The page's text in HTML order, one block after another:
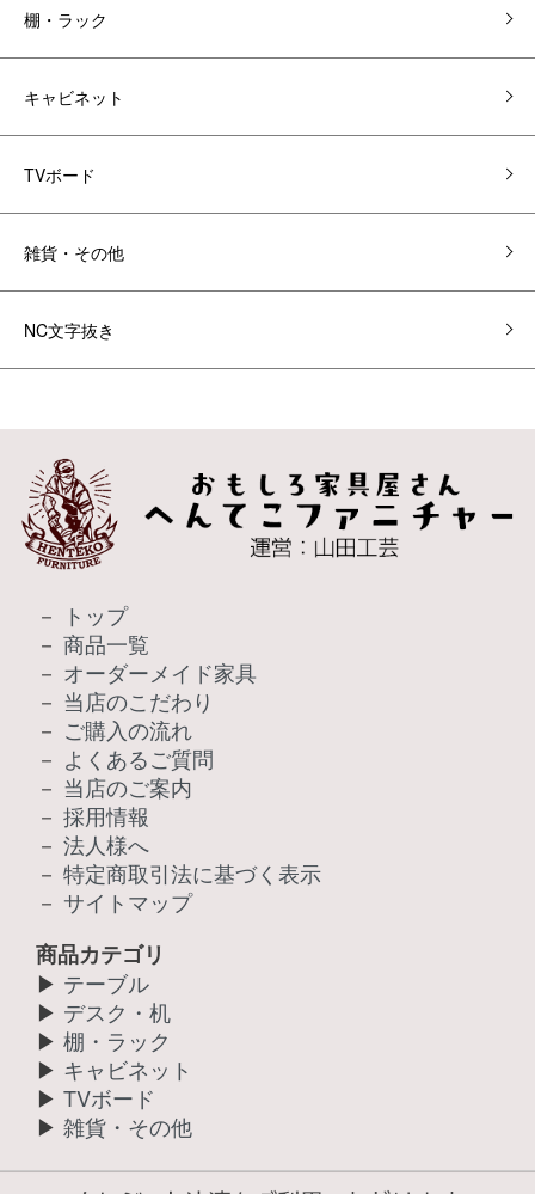
棚・ラック
キャビネット
TVボード
雑貨・その他
NC文字抜き
－
トップ
－ 商品一覧
－ オーダーメイド家具
－ 当店のこだわり
－ ご購入の流れ
－ よくあるご質問
－ 当店のご案内
－ 採用情報
－ 法人様へ
－ 特定商取引法に基づく表示
－ サイトマップ
商品カテゴリ
▶ テーブル
▶ デスク・机
▶ 棚・ラック
▶ キャビネット
▶ TVボード
▶ 雑貨・その他